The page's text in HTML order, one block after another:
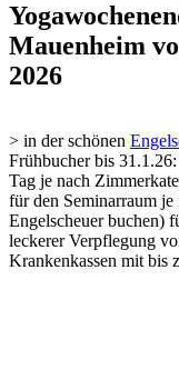
Mauenheim
2026
> in der schönen
Frühbucher bis
Tag je nach
für den Seminarraum
Engelscheuer buchen)
leckerer Verpflegung
Krankenkassen mit bis